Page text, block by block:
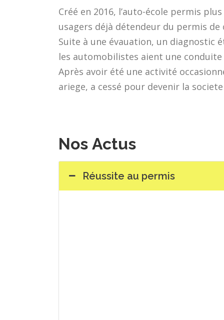
Créé en 2016, l’auto-école permis
usagers déjà détendeur du permis de
Suite à une évauation, un
les automobilistes aient une conduite
Après avoir été une activité
ariege, a cessé pour devenir la
Nos Actus
Réussite au permis